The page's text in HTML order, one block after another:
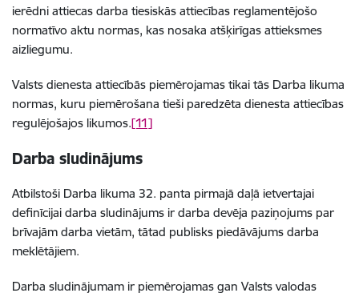
ierēdni attiecas darba tiesiskās attiecības reglamentējošo
normatīvo aktu normas, kas nosaka atšķirīgas attieksmes
aizliegumu.
Valsts dienesta attiecībās piemērojamas tikai tās Darba likuma
normas, kuru piemērošana tieši paredzēta dienesta attiecības
regulējošajos likumos.[11]
Darba sludinājums
Atbilstoši Darba likuma 32. panta pirmajā daļā ietvertajai
definīcijai darba sludinājums ir darba devēja paziņojums par
brīvajām darba vietām, tātad publisks piedāvājums darba
meklētājiem.
Darba sludinājumam ir piemērojamas gan Valsts valodas